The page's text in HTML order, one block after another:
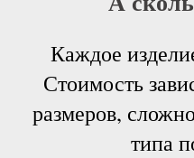
Каждое
Стоимость
размеров,
типа